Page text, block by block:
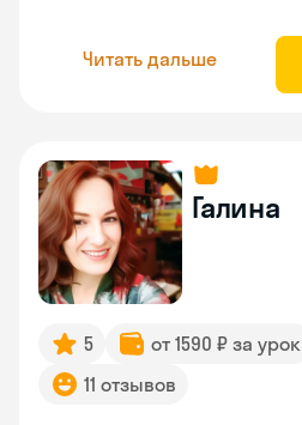
Читать дальше
Галина
5 от 1590 ₽ за урок
11 отзывов